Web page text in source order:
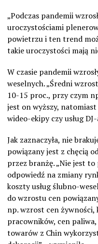
„Podczas pandemii
uroczystościami
powietrzu i ten trend
takie uroczystości mają
W czasie pandemii
weselnych. „Średni
10-15 proc., przy czym
jest on wyższy,
wideo-ekipy czy usług DJ-
Jak zaznaczyła, nie
powiązany jest z chęcią
przez branżę. „Nie jest
odpowiedź na zmiany
koszty usług ślubno-
do wzrostu cen
np. wzrost cen
pracowników, cen
towarów z Chin